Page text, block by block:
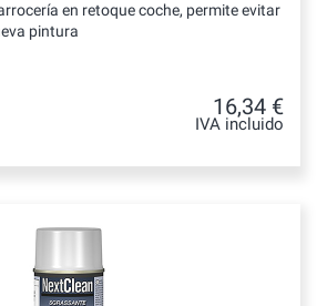
en retoque coche, permite evitar
pintura
16,34 €
IVA incluido